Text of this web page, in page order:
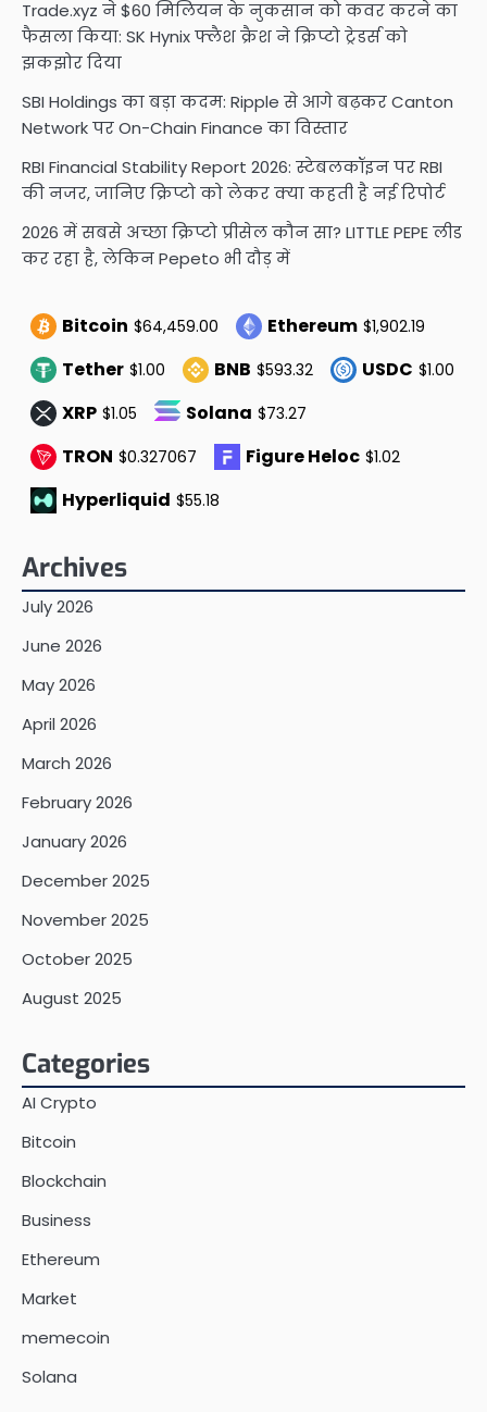
Trade.xyz ने $60 मिलियन के नुकसान को कवर करने का
फैसला किया: SK Hynix फ्लैश क्रैश ने क्रिप्टो ट्रेडर्स को
झकझोर दिया
SBI Holdings का बड़ा कदम: Ripple से आगे बढ़कर Canton
Network पर On-Chain Finance का विस्तार
RBI Financial Stability Report 2026: स्टेबलकॉइन पर RBI
की नजर, जानिए क्रिप्टो को लेकर क्या कहती है नई रिपोर्ट
2026 में सबसे अच्छा क्रिप्टो प्रीसेल कौन सा? LITTLE PEPE लीड
कर रहा है, लेकिन Pepeto भी दौड़ में
Bitcoin $64,459.00 Ethereum $1,902.19
Tether $1.00 BNB $593.32 USDC $1.00
XRP $1.05 Solana $73.27
TRON $0.327067 Figure Heloc $1.02
Hyperliquid $55.18
Archives
July 2026
June 2026
May 2026
April 2026
March 2026
February 2026
January 2026
December 2025
November 2025
October 2025
August 2025
Categories
AI Crypto
Bitcoin
Blockchain
Business
Ethereum
Market
memecoin
Solana